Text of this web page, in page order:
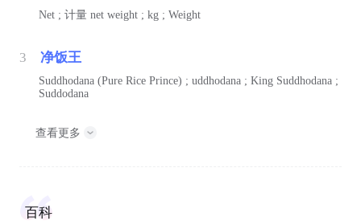
Net ; 计量 net weight ; kg ; Weight
3 净饭王
Suddhodana (Pure Rice Prince) ; uddhodana ; King Suddhodana ;
Suddodana
查看更多
百科